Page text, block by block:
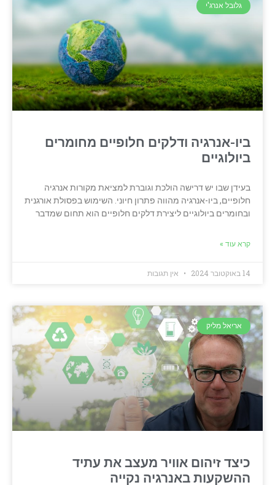
גלובל אנרג'י
ביו-אנרגיה ודלקים חלופיים מחומרים
ביולוגיים
בעידן שבו יש דרישה הולכת וגוברת למציאת מקורות אנרגיה
חלופיים, ביו-אנרגיה מהווה פתרון חיוני. השימוש בפסולת אורגנית
ובחומרים ביולוגיים ליצירת דלקים חלופיים הוא תחום שמדבר
קרא עוד »
14 באוקטובר 2024 אין תגובות
אריאל מליק
כיצד זיהום אוויר מעצב את עתיד
ההשקעות באנרגיה נקייה